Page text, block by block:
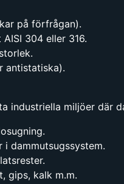
på förfrågan).
304 eller 316.
antistatiska).
industriella miljöer där
dammutsugssystem.
gips, kalk m.m.